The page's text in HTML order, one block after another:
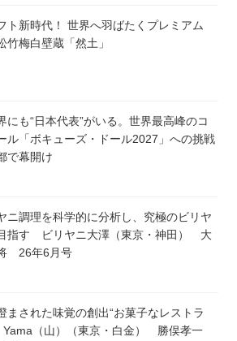
ト新時代！ 世界へ羽ばたくプレミアム
竹梅白壁蔵「然土」
にも“日本代表”がいる。世界最高峰のコ
ル「ボキューズ・ドール2027」への挑戦
で幕開け
ニ調理を科学的に分析し、究極のビリヤ
指す ビリヤニ大澤（東京・神田） 大
26年6月号
まされた味覚の創出“お菓子なレストラ
（山）（東京・白金） 勝俣孝一